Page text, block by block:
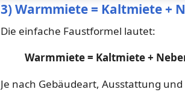
3) Warmmiete = Kaltmiete +
Die einfache Faustformel lautet:
Warmmiete = Kaltmiete +
Je nach Gebäudeart, Ausstattung